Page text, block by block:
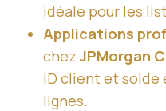
idéale pour les
Applications
chezJPMorgan
ID client et solde
lignes.